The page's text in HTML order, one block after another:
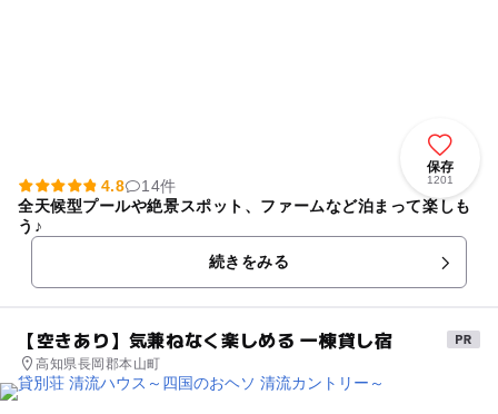
保存
1201
4.8
14件
全天候型プールや絶景スポット、ファームなど泊まって楽しも
う♪
続きをみる
【空きあり】気兼ねなく楽しめる 一棟貸し宿
高知県長岡郡本山町